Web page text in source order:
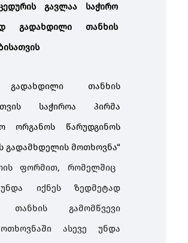
გავლაა საჭირო
გადახდილი თანხის
გადახდილი თანხის
საჭიროა პირმა
ორგანოს წარუდგინოს
გადამხდელის მოთხოვნა“
ფორმით, რომელშიც
უნდა იქნეს
ზედმეტად
თანხის
გამომწვევი
ასევე
უნდა